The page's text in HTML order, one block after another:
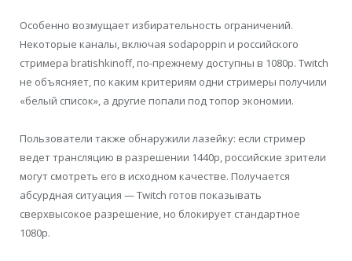
Особенно возмущает избирательность ограничений.
Некоторые каналы, включая sodapoppin и российского
стримера bratishkinoff, по-прежнему доступны в 1080p. Twitch
не объясняет, по каким критериям одни стримеры получили
«белый список», а другие попали под топор экономии.
Пользователи также обнаружили лазейку: если стример
ведет трансляцию в разрешении 1440p, российские зрители
могут смотреть его в исходном качестве. Получается
абсурдная ситуация — Twitch готов показывать
сверхвысокое разрешение, но блокирует стандартное
1080p.